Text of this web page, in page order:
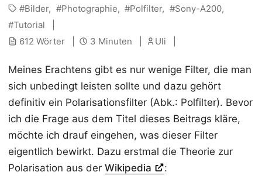
Bilder
Photographie Polfilter
Sony-A200
Tutorial
612 Wörter
3 Minuten Uli
Meines Erachtens gibt es nur wenige Filter, die man
sich unbedingt leisten sollte und dazu gehört
definitiv ein Polarisationsfilter (Abk.: Polfilter). Bevor
ich die Frage aus dem Titel dieses Beitrags kläre,
möchte ich drauf eingehen, was dieser Filter
eigentlich bewirkt. Dazu erstmal die Theorie zur
Polarisation aus der Wikipedia :